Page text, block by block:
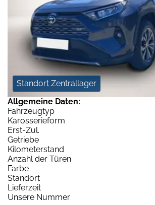
Standort Zentrallager
Allgemeine Daten:
Fahrzeugtyp
Karosserieform
Erst-Zul.
Getriebe
Kilometerstand
Anzahl der Türen
Farbe
Standort
Lieferzeit
Unsere Nummer